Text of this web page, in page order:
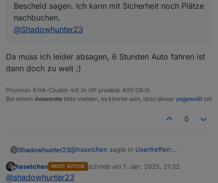
https://www.thaers.de/
Wenn bei Euch auch Interesse besteht, einfach
Bescheid sagen. Ich kann mit Sicherheit noch Plätze
Bescheid sagen. Ich kann mit Sicherheit noch Plätze
nachbuchen.
@Shadowhunter23
Da muss ich leider absagen, 6 Stunden Auto fahren ist
dann doch zu weit ;)
Proxmox 9 HA-Cluster mit 3x HP prodesk 400 G6 i5
Bei einem downvote bitte melden, es könnte sein, dass dieser ungewollt ist!
0
S Shadowhunter23@haselchen sagte in Usertreffen:
Celle
Offline
haselchen MOST ACTIVE schrieb am 1. Jan. 2025, 21:32
zuletzt editiert von
@shadowhunter23